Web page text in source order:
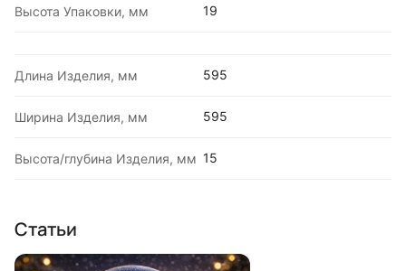
Высота Упаковки, мм 19
Длина Изделия, мм 595
Ширина Изделия, мм 595
Высота/глубина Изделия, мм 15
Статьи